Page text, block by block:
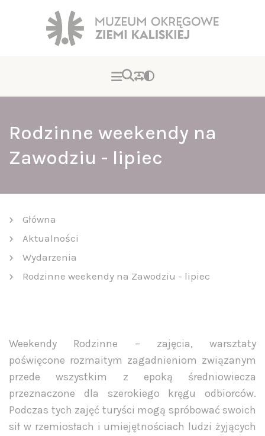
Rodzinne weekendy na
Zawodziu - lipiec
Główna
Aktualności
Wydarzenia
Rodzinne weekendy na Zawodziu - lipiec
Weekendy Rodzinne – zajęcia, warsztaty
poświęcone rozmaitym zagadnieniom związanym
przede wszystkim z epoką średniowiecza
przeznaczone dla szerokiego kręgu odbiorców.
Podczas tych zajęć turyści mogą spróbować swoich
sił w rzemiosłach i umiejętnościach ludzi żyjących